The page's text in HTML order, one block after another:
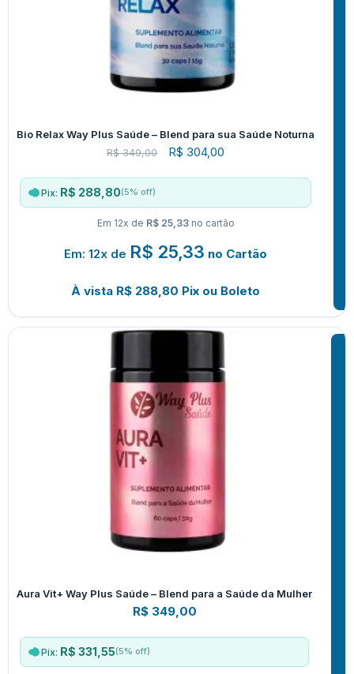
Bio Relax Way Plus Saúde – Blend para sua Saúde Noturna
R$349,00 R$ 304,00
Pix: R$ 288,80(5% off)
Em 12x de R$ 25,33no cartão
Em: 12x de R$ 25,33 no Cartão
À vista R$ 288,80 Pix ou Boleto
Aura Vit+ Way Plus Saúde – Blend para a Saúde da Mulher
R$349,00
Pix: R$ 331,55(5% off)